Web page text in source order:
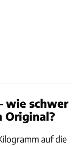
wie schwer
Original?
auf die